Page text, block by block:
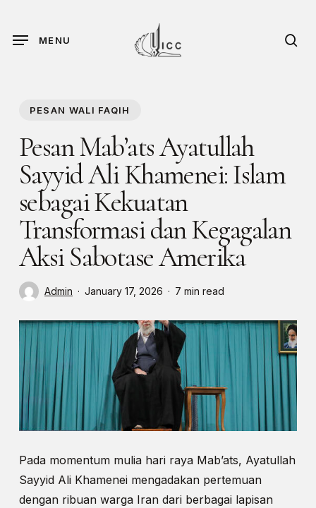
main
MENU
PESAN WALI FAQIH
Pesan Mab’ats Ayatullah
Sayyid Ali Khamenei: Islam
sebagai Kekuatan
Transformasi dan Kegagalan
Aksi Sabotase Amerika
Admin January 17, 2026 7 min read
Pada momentum mulia hari raya Mab’ats, Ayatullah
Sayyid Ali Khamenei mengadakan pertemuan
dengan ribuan warga Iran dari berbagai lapisan